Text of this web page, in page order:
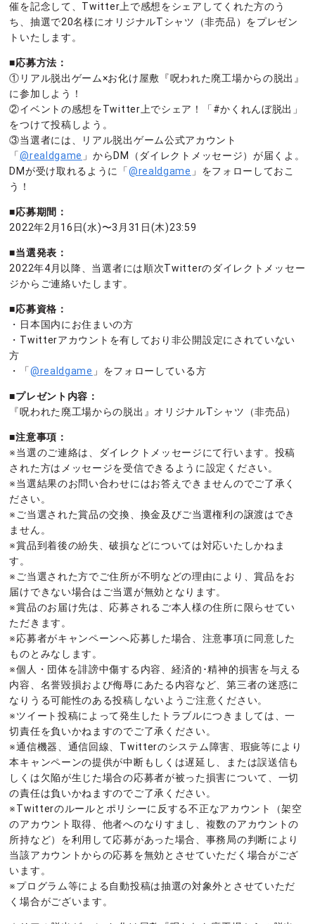
催を記念して、Twitter上で感想をシェアしてくれた方のう
ち、抽選で20名様にオリジナルTシャツ（非売品）をプレゼン
トいたします。
■応募方法：
①リアル脱出ゲーム×お化け屋敷『呪われた廃工場からの脱出』
に参加しよう！
②イベントの感想をTwitter上でシェア！「#かくれんぼ脱出」
をつけて投稿しよう。
③当選者には、リアル脱出ゲーム公式アカウント
「@realdgame 」からDM（ダイレクトメッセージ）が届くよ。
DMが受け取れるように「@realdgame 」をフォローしておこ
う！
■応募期間：
2022年2月16日(水)〜3月31日(木)23:59
■当選発表：
2022年4月以降、当選者には順次Twitterのダイレクトメッセー
ジからご連絡いたします。
■応募資格：
・日本国内にお住まいの方
・Twitterアカウントを有しており非公開設定にされていない
方
・「@realdgame 」をフォローしている方
■プレゼント内容：
『呪われた廃工場からの脱出』オリジナルTシャツ（非売品）
■注意事項：
※当選のご連絡は、ダイレクトメッセージにて行います。投稿
された方はメッセージを受信できるように設定ください。
※当選結果のお問い合わせにはお答えできませんのでご了承く
ださい。
※ご当選された賞品の交換、換金及びご当選権利の譲渡はでき
ません。
※賞品到着後の紛失、破損などについては対応いたしかねま
す。
※ご当選された方でご住所が不明などの理由により、賞品をお
届けできない場合はご当選が無効となります。
※賞品のお届け先は、応募されるご本人様の住所に限らせてい
ただきます。
※応募者がキャンペーンへ応募した場合、注意事項に同意した
ものとみなします。
※個人・団体を誹謗中傷する内容、経済的･精神的損害を与える
内容、名誉毀損および侮辱にあたる内容など、第三者の迷惑に
なりうる可能性のある投稿しないようご注意ください。
※ツイート投稿によって発生したトラブルにつきましては、一
切責任を負いかねますのでご了承ください。
※通信機器、通信回線、Twitterのシステム障害、瑕疵等により
本キャンペーンの提供が中断もしくは遅延し、または誤送信も
しくは欠陥が生じた場合の応募者が被った損害について、一切
の責任は負いかねますのでご了承ください。
※Twitterのルールとポリシーに反する不正なアカウント（架空
のアカウント取得、他者へのなりすまし、複数のアカウントの
所持など）を利用して応募があった場合、事務局の判断により
当該アカウントからの応募を無効とさせていただく場合がござ
います。
※プログラム等による自動投稿は抽選の対象外とさせていただ
く場合がございます。